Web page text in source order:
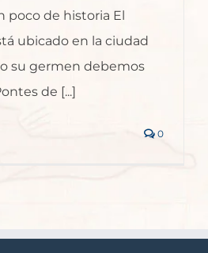
poco de historia El
ubicado en la ciudad
su germen debemos
de [...]
0